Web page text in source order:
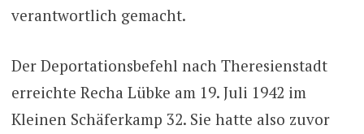
verantwortlich gemacht.
Der Deportationsbefehl nach Theresienstadt
erreichte Recha Lübke am 19. Juli 1942 im
Kleinen Schäferkamp 32. Sie hatte also zuvor